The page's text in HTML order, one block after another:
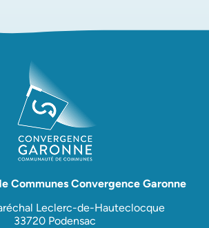
Communes Convergence Garonne
Leclerc-de-Hauteclocque
33720 Podensac